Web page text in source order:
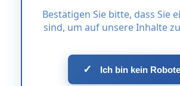
Bestätigen Sie bitte, dass Sie
sind, um auf unsere Inhalte
✓ Ich bin kein